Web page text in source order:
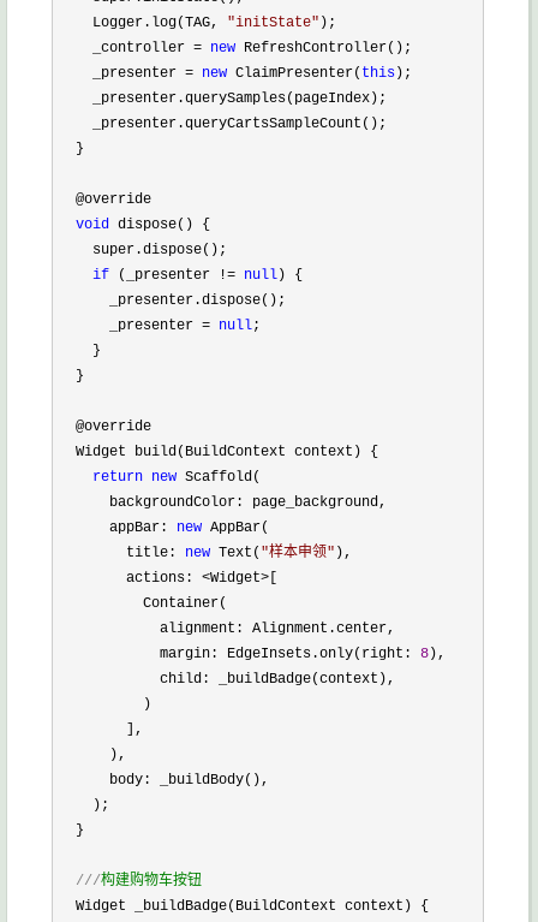
    Logger.log(TAG,
"initState" );
    _controller
= new RefreshController();
    _presenter
= new ClaimPresenter( this );
    _presenter.querySamples(pageIndex);
    _presenter.queryCartsSampleCount();
  }
  @override
void dispose() {
    super.dispose();
if (_presenter != null ) {
      _presenter.dispose();
      _presenter
= null;
    }
  }
  @override
  Widget build(BuildContext context) {
return new Scaffold(
      backgroundColor: page_background,
      appBar:
new AppBar(
        title:
new Text( "样本申领" ),
        actions:
<Widget>
          Container(
            alignment: Alignment.center,
            margin: EdgeInsets.only(right:
8 ),
            child: _buildBadge(context),
          )
        ],
      ),
      body: _buildBody(),
    );
  }
///构建购物车按钮
  Widget _buildBadge(BuildContext context) {